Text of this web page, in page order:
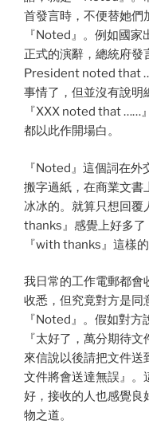
首發言時，不便替她們
『Noted』。例如國
正式的演辭，總統府
President noted that
事情了，但並沒有說明
『XXX noted that ……
都以此作開場白。
『Noted』這個詞在
搬字過紙，在商業文書
冰冰的。就算只想回
thanks』感覺上好多了
『with thanks』這樣
我日常的工作電郵都
收悉，但究竟對方是同
『Noted』。假如對
『太好了，萬分期待
來信說以後請把文件送
文件將會送達無誤』。
好，接收的人也感覺良
物之道。